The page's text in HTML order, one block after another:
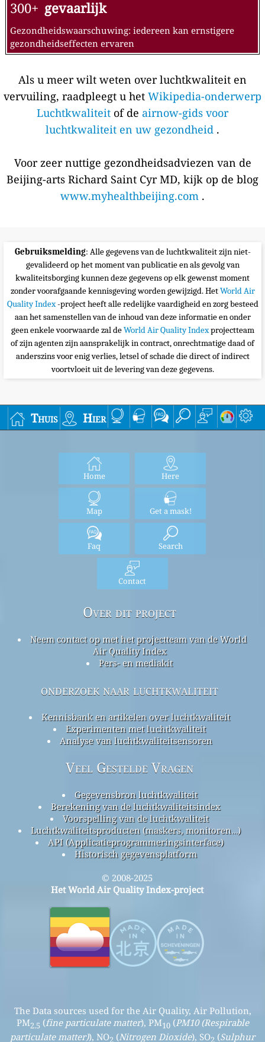
300+ gevaarlijk
Gezondheidswaarschuwing: iedereen kan ernstigere
gezondheidseffecten ervaren
Als u meer wilt weten over luchtkwaliteit en
vervuiling, raadpleegt u het Wikipedia-onderwerp
Luchtkwaliteit of de airnow-gids voor
luchtkwaliteit en uw gezondheid .
Voor zeer nuttige gezondheidsadviezen van de
Beijing-arts Richard Saint Cyr MD, kijk op de blog
www.myhealthbeijing.com .
Gebruiksmelding: Alle gegevens van de luchtkwaliteit zijn niet-
gevalideerd op het moment van publicatie en als gevolg van
kwaliteitsborging kunnen deze gegevens op elk gewenst moment
zonder voorafgaande kennisgeving worden gewijzigd. HetWorld Air
Quality Index-project heeft alle redelijke vaardigheid en zorg besteed
aan het samenstellen van de inhoud van deze informatie en onder
geen enkele voorwaarde zal deWorld Air Quality Indexprojectteam
of zijn agenten zijn aansprakelijk in contract, onrechtmatige daad of
anderszins voor enig verlies, letsel of schade die direct of indirect
voortvloeit uit de levering van deze gegevens.
Thuis Hier
Home Here
Map Get a mask!
Faq Search
Contact
Over dit project
Neem contact op met het projectteam van de World
Air Quality Index
Pers- en mediakit
onderzoek naar luchtkwaliteit
Kennisbank en artikelen over luchtkwaliteit
Experimenten met luchtkwaliteit
Analyse van luchtkwaliteitsensoren
Veel Gestelde Vragen
Gegevensbron luchtkwaliteit
Berekening van de luchtkwaliteitsindex
Voorspelling van de luchtkwaliteit
Luchtkwaliteitsproducten (maskers, monitoren…)
API (Applicatieprogrammeringsinterface)
Historisch gegevensplatform
© 2008-2025
Het World Air Quality Index-project
The Data sources used for the Air Quality, Air Pollution,
PM2.5 (fine particulate matter), PM10(PM10 (Respirable
particulate matter)), NO (Nitrogen Dioxide), SO (Sulphur